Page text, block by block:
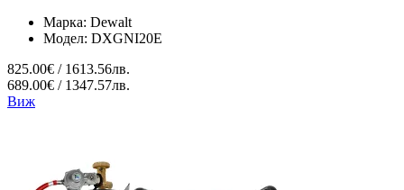
Марка: Dewalt
Модел: DXGNI20E
825.00€ / 1613.56лв.
689.00€ / 1347.57лв.
Виж